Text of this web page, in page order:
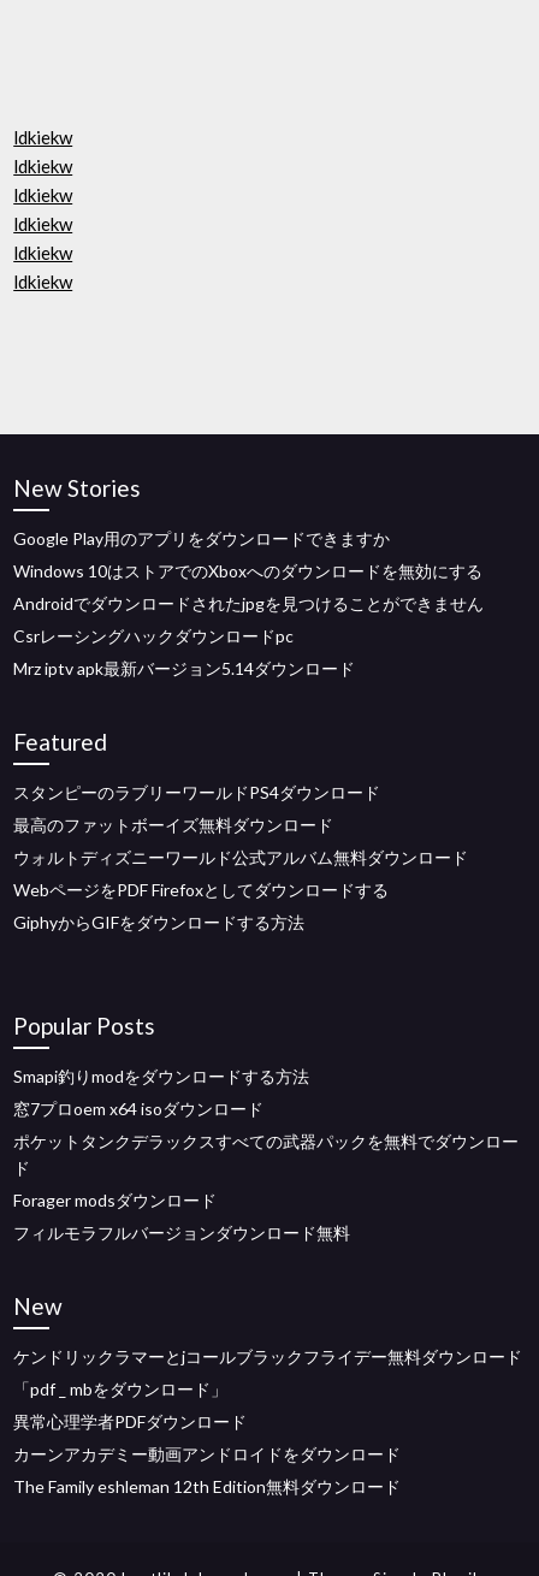
ldkiekw
ldkiekw
ldkiekw
ldkiekw
ldkiekw
ldkiekw
New Stories
Google Play用のアプリをダウンロードできますか
Windows 10はストアでのXboxへのダウンロードを無効にする
Androidでダウンロードされたjpgを見つけることができません
Csrレーシングハックダウンロードpc
Mrz iptv apk最新バージョン5.14ダウンロード
Featured
スタンピーのラブリーワールドPS4ダウンロード
最高のファットボーイズ無料ダウンロード
ウォルトディズニーワールド公式アルバム無料ダウンロード
WebページをPDF Firefoxとしてダウンロードする
GiphyからGIFをダウンロードする方法
Popular Posts
Smapi釣りmodをダウンロードする方法
窓7プロoem x64 isoダウンロード
ポケットタンクデラックスすべての武器パックを無料でダウンロー
ド
Forager modsダウンロード
フィルモラフルバージョンダウンロード無料
New
ケンドリックラマーとjコールブラックフライデー無料ダウンロード
「pdf _ mbをダウンロード」
異常心理学者PDFダウンロード
カーンアカデミー動画アンドロイドをダウンロード
The Family eshleman 12th Edition無料ダウンロード